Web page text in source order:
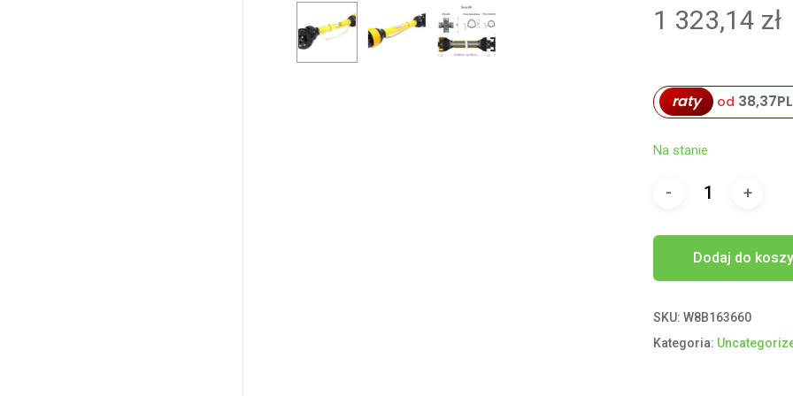
1 323,14 zł
raty od 38,37
Na stanie
Dodaj do
SKU:W8B163660
Kategoria: